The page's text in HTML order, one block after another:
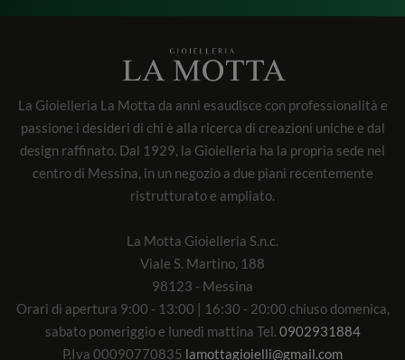
La Gioielleria La Motta da anni esaudisce con professionalità e
passione i desideri di chi è alla ricerca di creazioni uniche e dal
design raffinato. Dal 1929, la Gioielleria ha la propria sede nel
centro di Messina, in un negozio a due piani recentemente
ristrutturato e ampliato.
La Motta Gioielleria S.n.c.
Viale S. Martino, 188
98123 - Messina
Orari di apertura 9:00 - 13:00 | 16:30 - 20:00 chiuso domenica,
sabato pomeriggio e lunedì mattina Tel. 0902931884
P.Iva 00090770835 lamottagioielli@gmail.com